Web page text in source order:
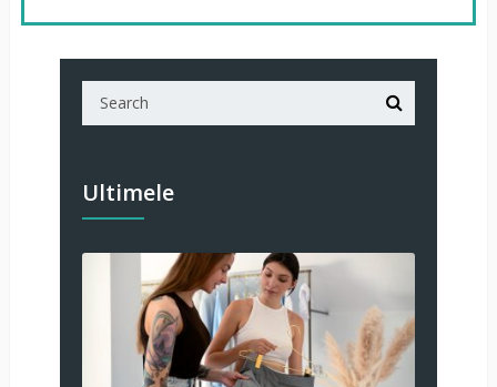
Ultimele